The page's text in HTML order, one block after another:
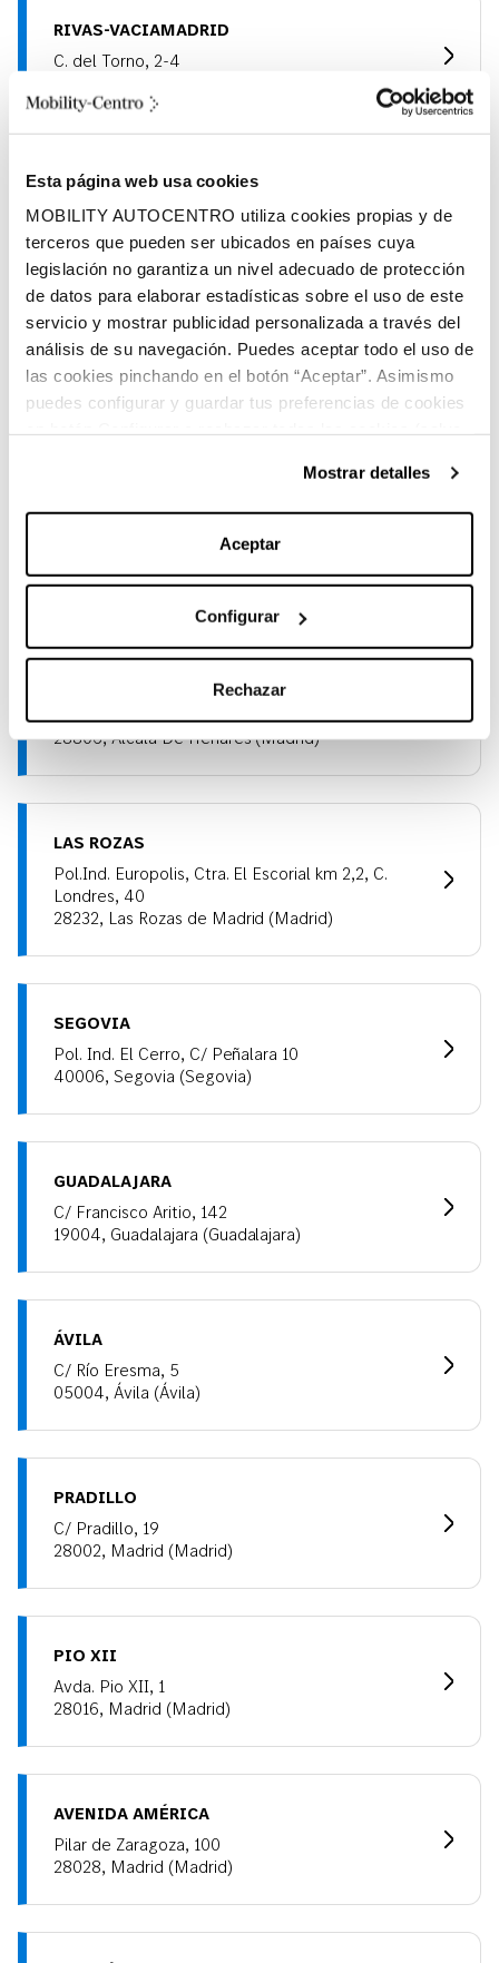
Esta página web usa cookies
MOBILITY AUTOCENTRO utiliza cookies propias y de
terceros que pueden ser ubicados en países cuya
legislación no garantiza un nivel adecuado de protección
de datos para elaborar estadísticas sobre el uso de este
servicio y mostrar publicidad personalizada a través del
análisis de su navegación. Puedes aceptar todo el uso de
las cookies pinchando en el botón “Aceptar”. Asimismo
puedes configurar y guardar tus preferencias de cookies
información sobre el uso de cookies y sus derechos vea
nuestraPolítica de Cookies.
Mostrar detalles
Aceptar
Configurar
Rechazar
RIVAS-VACIAMADRID
C. del Torno, 2-4
COLMENAR VIEJO
Ciudad Norte del Automóvil. Ctra. Madrid-
Colmenar Km 28,400
28770, Colmenar Viejo (Madrid)
ISLA DE JAVA - LAS 4 TORRES
C/ Isla De Java, 7
Avda. De Somosierrra 4 (N-I Salida 19)
28703, San Sebastián De Los Reyes (Madrid)
ALCALÁ DE HENARES
Calle Euclides, 37
28806, Alcalá De Henares (Madrid)
LAS ROZAS
Pol.Ind. Europolis, Ctra. El Escorial km 2,2, C.
Londres, 40
28232, Las Rozas de Madrid (Madrid)
SEGOVIA
Pol. Ind. El Cerro, C/ Peñalara 10
40006, Segovia (Segovia)
GUADALAJARA
C/ Francisco Aritio, 142
19004, Guadalajara (Guadalajara)
ÁVILA
C/ Río Eresma, 5
05004, Ávila (Ávila)
PRADILLO
C/ Pradillo, 19
28002, Madrid (Madrid)
PIO XII
Avda. Pio XII, 1
28016, Madrid (Madrid)
AVENIDA AMÉRICA
Pilar de Zaragoza, 100
28028, Madrid (Madrid)